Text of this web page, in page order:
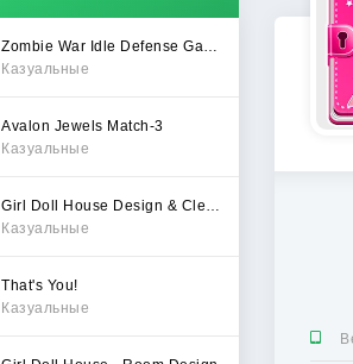
Казуальные
Avalon Jewels Match-3
Казуальные
Казуальные
That's You!
Казуальные